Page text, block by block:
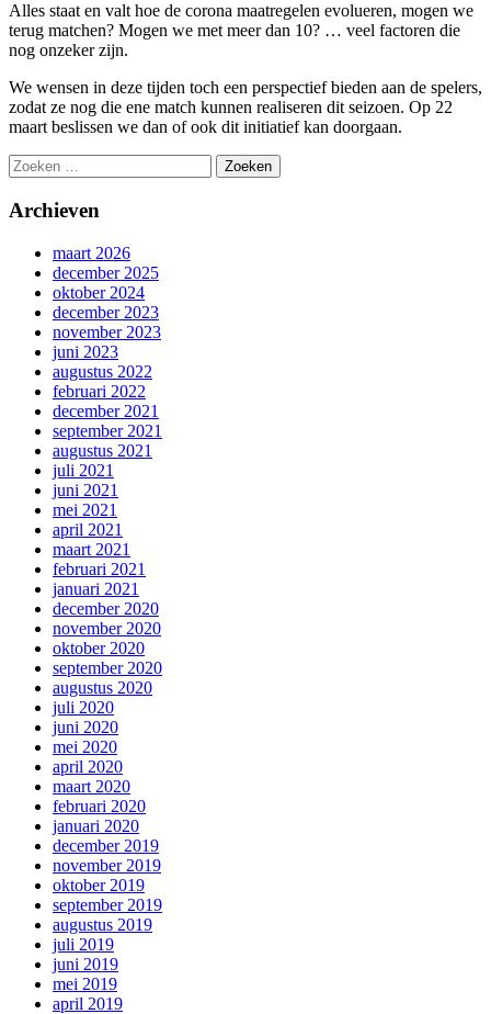
Alles staat en valt hoe de corona maatregelen evolueren, mogen we
terug matchen? Mogen we met meer dan 10? … veel factoren die
nog onzeker zijn.
We wensen in deze tijden toch een perspectief bieden aan de spelers,
zodat ze nog die ene match kunnen realiseren dit seizoen. Op 22
maart beslissen we dan of ook dit initiatief kan doorgaan.
Zoeken
naar:
Archieven
maart 2026
december 2025
oktober 2024
december 2023
november 2023
juni 2023
augustus 2022
februari 2022
december 2021
september 2021
augustus 2021
juli 2021
juni 2021
mei 2021
april 2021
maart 2021
februari 2021
januari 2021
december 2020
november 2020
oktober 2020
september 2020
augustus 2020
juli 2020
juni 2020
mei 2020
april 2020
maart 2020
februari 2020
januari 2020
december 2019
november 2019
oktober 2019
september 2019
augustus 2019
juli 2019
juni 2019
mei 2019
april 2019